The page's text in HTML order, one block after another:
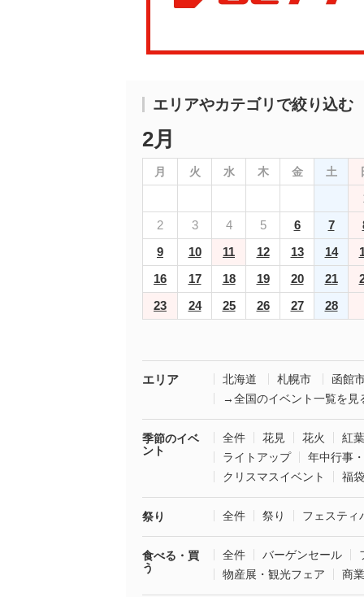
エリアやカテゴリで絞り込む
2月
月 火 水 木 金 土
2
3 4 5 6 7
9
10 11 12 13 14
16
17 18 19 20 21
23
24 25 26 27 28
エリア 北海道 札幌市
函館
→全国のイベント一覧を見
季節のイベ
ント
全件 花見 花火
紅葉
ライトアップ
年中行事
クリスマスイベント
福
祭り 全件 祭り フェスティ
食べる・買
う
全件 バーゲンセール
物産展・観光フェア
商